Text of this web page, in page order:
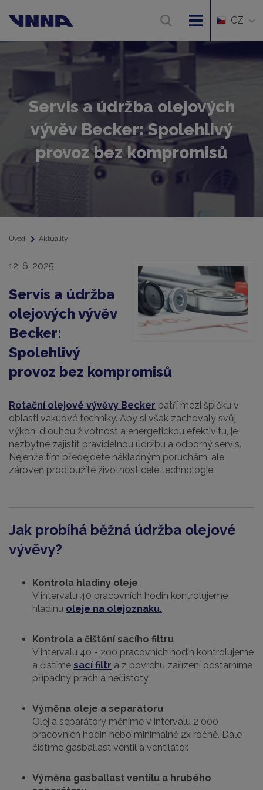
CZ
Servis a údržba olejových
vývěv Becker: Spolehlivý
provoz bez kompromisů
Úvod Aktuality
12. 6. 2025
Servis a údržba
olejových vývěv
Becker:
Spolehlivý
provoz bez kompromisů
Rotační olejové vývěvy Becker patří mezi špičku v
oblasti vakuové techniky. Aby si však zachovaly svůj
výkon, dlouhou životnost a energetickou efektivitu, je
nezbytné zajistit pravidelnou údržbu a odborný servis.
Nejenže tím předejdete nákladným poruchám, ale
zároveň prodloužíte životnost celé technologie.
Jak probíhá běžná údržba olejové
vývěvy?
Kontrola hladiny oleje
V intervalu 40 pracovních hodin kontrolujeme
hladinu oleje na olejoznaku.
Kontrola a čištění sacího filtru
V intervalu 40 - 200 pracovních hodin kontrolujeme
a čistíme sací filtr a z povrchu zařízení odstarníme
případný prach a nečistoty.
Výměna oleje a separátoru
Olej a separátory měníme v intervalu 2 000
pracovních hodin nebo minimálně 2x ročně. Dále
čistíme gasballast ventil a ventilátor.
Výměna gasballast ventilu a hrubého